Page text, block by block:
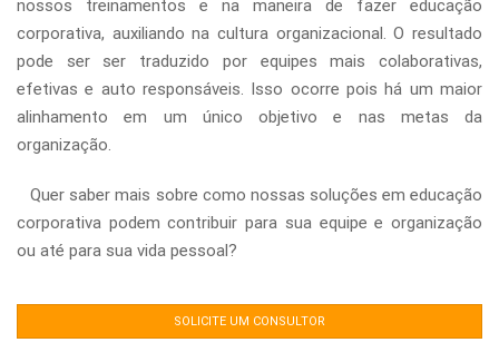
nossos treinamentos e na maneira de fazer educação
corporativa, auxiliando na cultura organizacional. O resultado
pode ser ser traduzido por equipes mais colaborativas,
efetivas e auto responsáveis. Isso ocorre pois há um maior
alinhamento em um único objetivo e nas metas da
organização.
Quer saber mais sobre como nossas soluções em educação
corporativa podem contribuir para sua equipe e organização
ou até para sua vida pessoal?
SOLICITE UM CONSULTOR